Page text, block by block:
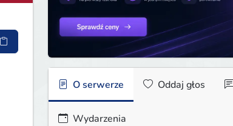
O serwerze Oddaj głos
Wydarzenia